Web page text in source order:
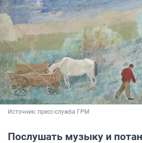
Источник: пресс-служба ГРМ
Послушать музыку и